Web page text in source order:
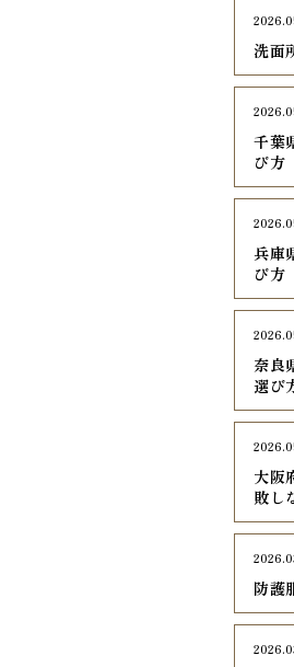
洗面
千葉
び方
兵庫
び方
奈良
選び
大阪
敗し
防護